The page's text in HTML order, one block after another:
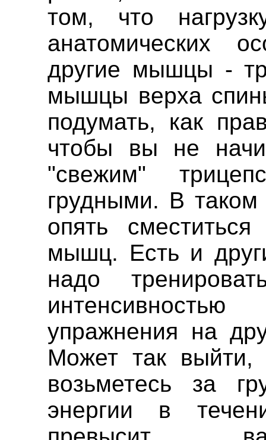
том, что
анатомических
другие мышцы -
мышцы верха
подумать, как
чтобы вы не
"свежим"
грудными. В таком
опять
мышц. Есть и
надо
упражнения на
Может так выйти,
возьметесь за
энергии в